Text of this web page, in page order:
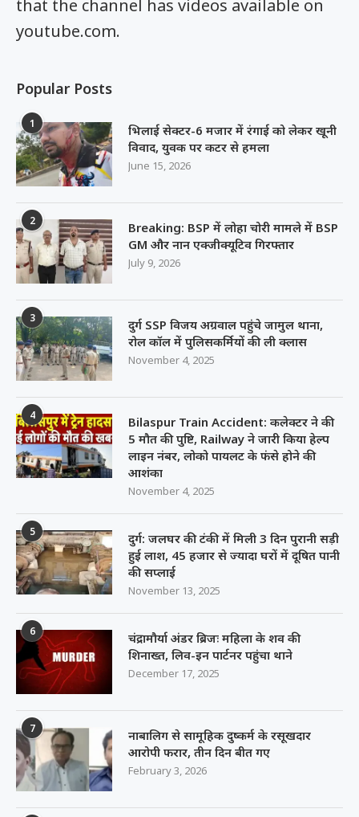
that the channel has videos available on
youtube.com.
Popular Posts
1
भिलाई सेक्टर-6 मजार में रंगाई को लेकर खूनी
विवाद, युवक पर कटर से हमला
June 15, 2026
2
Breaking: BSP में लोहा चोरी मामले में BSP
GM और नान एक्जीक्यूटिव गिरफ्तार
July 9, 2026
3
दुर्ग SSP विजय अग्रवाल पहुंचे जामुल थाना,
रोल कॉल में पुलिसकर्मियों की ली क्लास
November 4, 2025
4
Bilaspur Train Accident: कलेक्टर ने की
5 मौत की पुष्टि, Railway ने जारी किया हेल्प
लाइन नंबर, लोको पायलट के फंसे होने की
आशंका
November 4, 2025
5
दुर्ग: जलघर की टंकी में मिली 3 दिन पुरानी सड़ी
हुई लाश, 45 हजार से ज्यादा घरों में दूषित पानी
की सप्लाई
November 13, 2025
6
चंद्रामौर्या अंडर ब्रिजः महिला के शव की
शिनाख्त, लिव-इन पार्टनर पहुंचा थाने
December 17, 2025
7
नाबालिग से सामूहिक दुष्कर्म के रसूखदार
आरोपी फरार, तीन दिन बीत गए
February 3, 2026